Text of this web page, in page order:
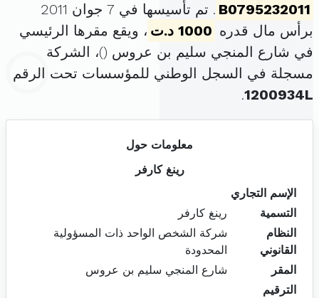
B0795232011
. تم تأسيسها في 7 جوان 2011
برأس مال قدره 1000 د.ت
، ويقع مقرها الرئيسي
في شارع المنجي سليم بن عروس ()، الشركة
مسجلة في السجل الوطني للمؤسسات تحت الرقم
1200934L
.
معلومات حول
رينغ كارفر
الإسم التجاري
التسمية
رينغ كارفر
النظام
القانوني
شركة الشخص الواحد ذات المسؤولية
المحدودة
المقر
شارع المنجي سليم بن عروس
الترقيم